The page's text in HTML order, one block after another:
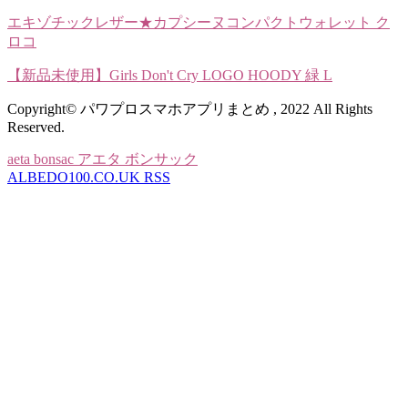
エキゾチックレザー★カプシーヌコンパクトウォレット ク
ロコ
【新品未使用】Girls Don't Cry LOGO HOODY 緑 L
Copyright© パワプロスマホアプリまとめ , 2022 All Rights
Reserved.
aeta bonsac アエタ ボンサック
ALBEDO100.CO.UK RSS